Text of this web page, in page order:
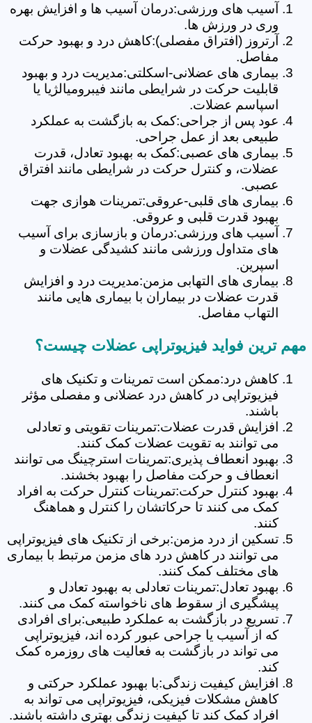
آسیب های ورزشی:درمان آسیب ها و افزایش بهره
وری در ورزش ها.
آرتروز (افتراق مفصلی):کاهش درد و بهبود حرکت
مفاصل.
بیماری های عضلانی-اسکلتی:مدیریت درد و بهبود
قابلیت حرکت در شرایطی مانند فیبرومیالژیا یا
اسپاسم عضلات.
عود پس از جراحی:کمک به بازگشت به عملکرد
طبیعی بعد از عمل جراحی.
بیماری های عصبی:کمک به بهبود تعادل، قدرت
عضلات، و کنترل حرکت در شرایطی مانند افتراق
عصبی.
بیماری های قلبی-عروقی:تمرینات هوازی جهت
بهبود قدرت قلبی و عروقی.
آسیب های ورزشی:درمان و بازسازی برای آسیب
های متداول ورزشی مانند کشیدگی عضلات و
اسپرین.
بیماری های التهابی مزمن:مدیریت درد و افزایش
قدرت عضلات در بیماران با بیماری هایی مانند
التهاب مفاصل.
مهم ترین فواید فیزیوتراپی عضلات چیست؟
کاهش درد:ممکن است تمرینات و تکنیک های
فیزیوتراپی در کاهش درد عضلانی و مفصلی مؤثر
باشند.
افزایش قدرت عضلات:تمرینات تقویتی و تعادلی
می توانند به تقویت عضلات کمک کنند.
بهبود انعطاف پذیری:تمرینات استرچینگ می توانند
انعطاف و حرکت مفاصل را بهبود بخشند.
بهبود کنترل حرکت:تمرینات کنترل حرکت به افراد
کمک می کنند تا حرکاتشان را کنترل و هماهنگ
کنند.
تسکین از درد مزمن:برخی از تکنیک های فیزیوتراپی
می توانند در کاهش درد های مزمن مرتبط با بیماری
های مختلف کمک کنند.
بهبود تعادل:تمرینات تعادلی به بهبود تعادل و
پیشگیری از سقوط های ناخواسته کمک می کنند.
تسریع در بازگشت به عملکرد طبیعی:برای افرادی
که از آسیب یا جراحی عبور کرده اند، فیزیوتراپی
می تواند در بازگشت به فعالیت های روزمره کمک
کند.
افزایش کیفیت زندگی:با بهبود عملکرد حرکتی و
کاهش مشکلات فیزیکی، فیزیوتراپی می تواند به
افراد کمک کند تا کیفیت زندگی بهتری داشته باشند.